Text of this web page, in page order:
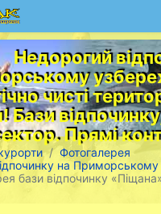
Недорогий
чисті
Бази
Прямі
Фотогалерея
на Приморському
бази відпочинку